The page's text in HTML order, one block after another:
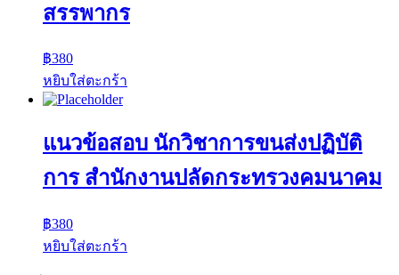
สรรพากร
฿380
หยิบใส่ตะกร้า
แนวข้อสอบ นักวิชาการขนส่งปฏิบัติ
การ สำนักงานปลัดกระทรวงคมนาคม
฿380
หยิบใส่ตะกร้า